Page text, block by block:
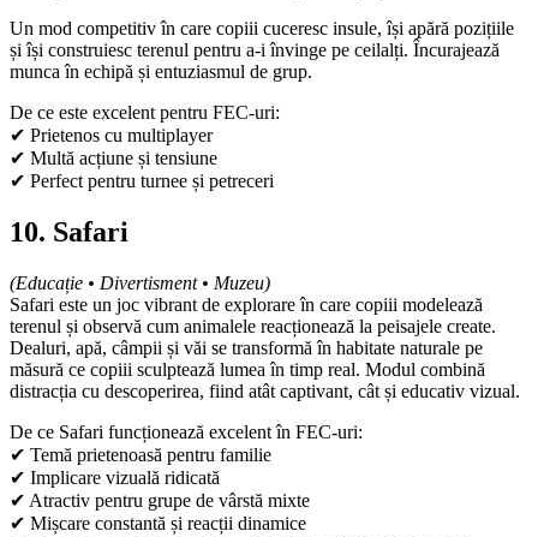
Un mod competitiv în care copiii cuceresc insule, își apără pozițiile
și își construiesc terenul pentru a-i învinge pe ceilalți. Încurajează
munca în echipă și entuziasmul de grup.
De ce este excelent pentru FEC-uri:
✔ Prietenos cu multiplayer
✔ Multă acțiune și tensiune
✔ Perfect pentru turnee și petreceri
10. Safari
(Educație • Divertisment • Muzeu)
Safari este un joc vibrant de explorare în care copiii modelează
terenul și observă cum animalele reacționează la peisajele create.
Dealuri, apă, câmpii și văi se transformă în habitate naturale pe
măsură ce copiii sculptează lumea în timp real. Modul combină
distracția cu descoperirea, fiind atât captivant, cât și educativ vizual.
De ce Safari funcționează excelent în FEC-uri:
✔ Temă prietenoasă pentru familie
✔ Implicare vizuală ridicată
✔ Atractiv pentru grupe de vârstă mixte
✔ Mișcare constantă și reacții dinamice